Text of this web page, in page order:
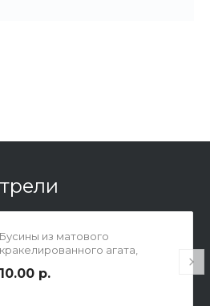
Бусины из матового
кракелированного агата,
отв-е 1мм.
10.00 р.